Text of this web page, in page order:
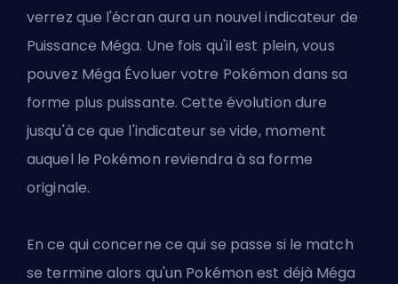
verrez que l'écran aura un nouvel indicateur de
Puissance Méga. Une fois qu'il est plein, vous
pouvez Méga Évoluer votre Pokémon dans sa
forme plus puissante. Cette évolution dure
jusqu'à ce que l'indicateur se vide, moment
auquel le Pokémon reviendra à sa forme
originale.
En ce qui concerne ce qui se passe si le match
se termine alors qu'un Pokémon est déjà Méga